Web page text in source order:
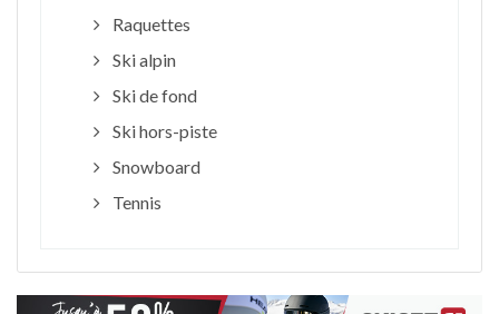
Raquettes
Ski alpin
Ski de fond
Ski hors-piste
Snowboard
Tennis